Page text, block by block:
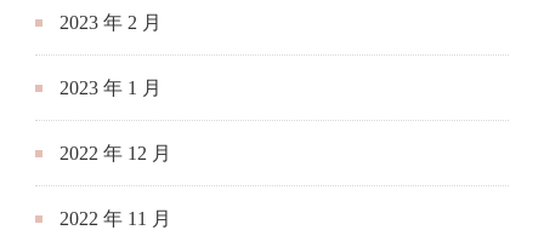
2023 年 2 月
2023 年 1 月
2022 年 12 月
2022 年 11 月